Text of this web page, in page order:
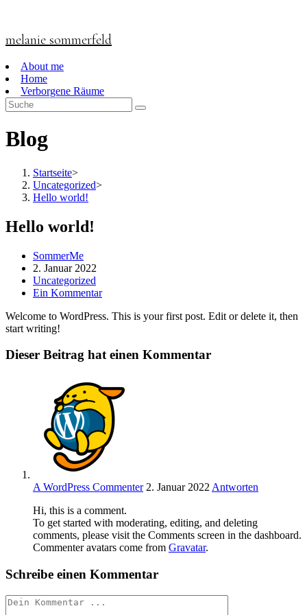
springen
melanie sommerfeld
About me
Home
Verborgene Räume
Blog
Startseite>
Uncategorized>
Hello world!
Hello world!
Beitrags-
Autor:
SommerMe
Beitrag
veröffentlicht:
2. Januar 2022
Beitrags-
Kategorie:
Uncategorized
Beitrags-
Ein Kommentar
Welcome to WordPress. This is your first post. Edit or delete it, then
start writing!
Dieser Beitrag hat einen Kommentar
A WordPress Commenter 2. Januar 2022 Antworten
Hi, this is a comment.
To get started with moderating, editing, and deleting
comments, please visit the Comments screen in the dashboard.
Commenter avatars come from Gravatar.
Schreibe einen Kommentar
Kommentieren